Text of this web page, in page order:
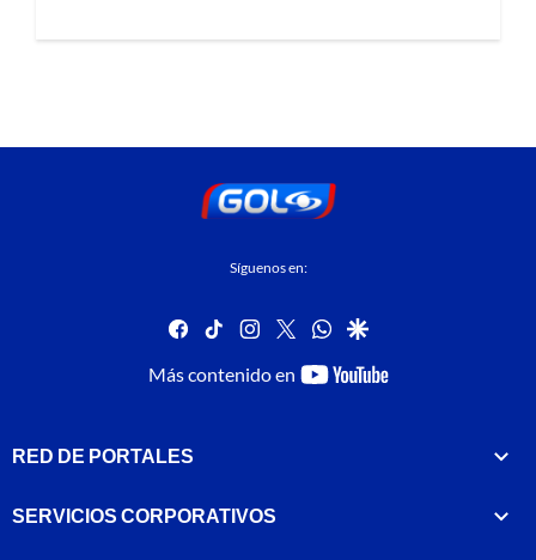
Síguenos en:
facebook
tiktok instagram
twitterwhatsapp
google
Más contenido en
youtube-
RED DE PORTALES
SERVICIOS CORPORATIVOS